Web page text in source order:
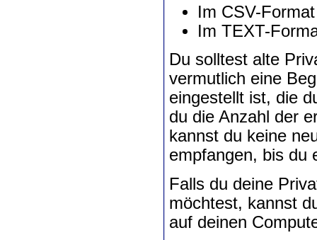
Im CSV-
Im TEXT-
Du solltest alte
vermutlich eine
eingestellt ist, die
du die Anzahl der
kannst du keine
empfangen, bis du
Falls du deine
möchtest, kannst
auf deinen